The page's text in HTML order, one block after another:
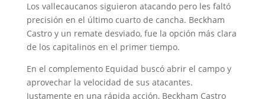
Los vallecaucanos siguieron atacando pero les faltó
precisión en el último cuarto de cancha. Beckham
Castro y un remate desviado, fue la opción más clara
de los capitalinos en el primer tiempo.
En el complemento Equidad buscó abrir el campo y
aprovechar la velocidad de sus atacantes.
Justamente en una rápida acción, Beckham Castro